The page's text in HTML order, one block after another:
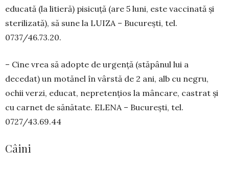
educată (la litieră) pisicuță (are 5 luni, este vaccinată și
sterilizată), să sune la LUIZA – Bucu­rești, tel.
0737/46.73.20.
– Cine vrea să adopte de urgență (stăpânul lui a
decedat) un motănel în vârstă de 2 ani, alb cu negru,
ochii verzi, edu­cat, nepretențios la mâncare, castrat și
cu carnet de sănătate. ELENA – București, tel.
0727/43.69.44
Câini